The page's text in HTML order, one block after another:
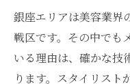
銀座エリアは美容業界
戦区です。その中でも
いる理由は、確かな技
ります。スタイリスト